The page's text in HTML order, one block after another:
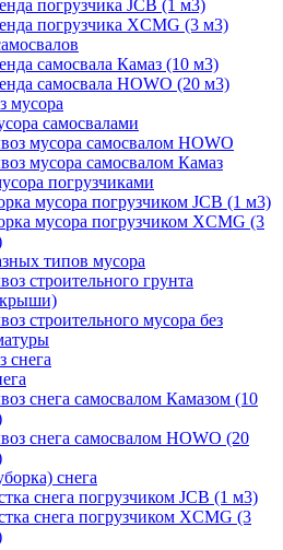
погрузчика JCB (1 м3)
погрузчика XCMG (3 м3)
самосвала Камаз (10 м3)
самосвала HOWO (20 м3)
мусора
самосвалами
мусора самосвалом HOWO
мусора самосвалом Камаз
погрузчиками
мусора погрузчиком JCB (1 м3)
мусора погрузчиком XCMG (3
типов мусора
строительного грунта
строительного мусора без
снега
снега самосвалом Камазом (10
снега самосвалом HOWO (20
снега
снега погрузчиком JCB (1 м3)
снега погрузчиком XCMG (3